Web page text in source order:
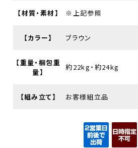
【材質・素材】 ※上記参照
【カラー】 ブラウン
【重量・梱包重
量】
約22kg・約24kg
【組み立て】 お客様組立品